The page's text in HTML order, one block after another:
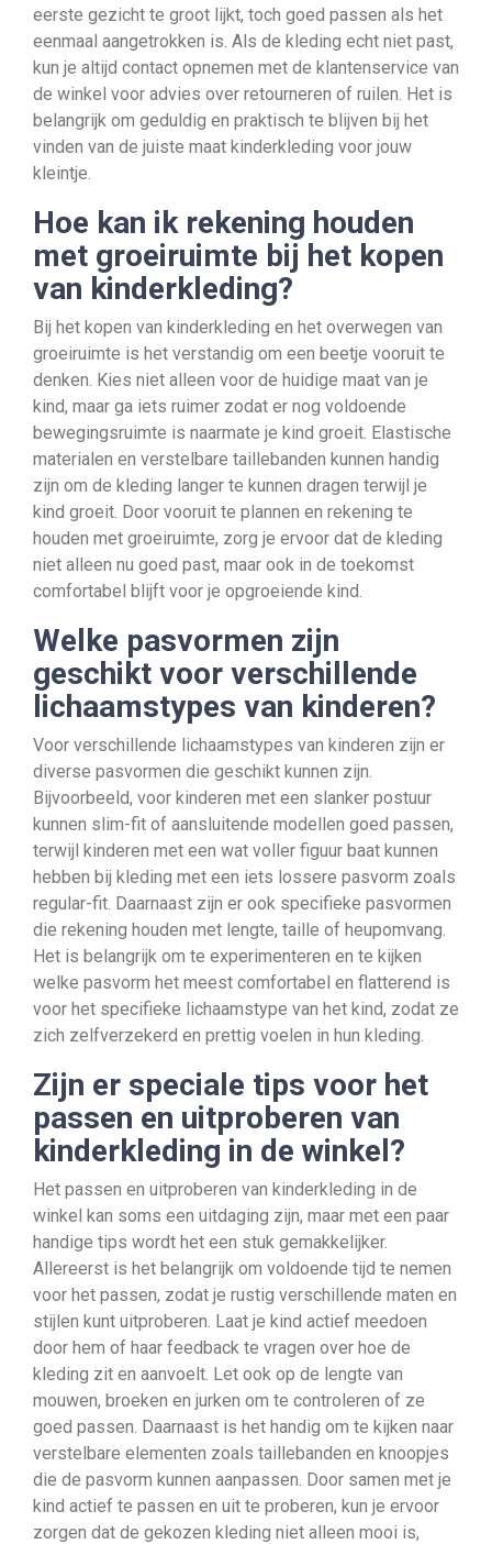
eerste gezicht te groot lijkt, toch goed passen als het
eenmaal aangetrokken is. Als de kleding echt niet past,
kun je altijd contact opnemen met de klantenservice van
de winkel voor advies over retourneren of ruilen. Het is
belangrijk om geduldig en praktisch te blijven bij het
vinden van de juiste maat kinderkleding voor jouw
kleintje.
Hoe kan ik rekening houden
met groeiruimte bij het kopen
van kinderkleding?
Bij het kopen van kinderkleding en het overwegen van
groeiruimte is het verstandig om een beetje vooruit te
denken. Kies niet alleen voor de huidige maat van je
kind, maar ga iets ruimer zodat er nog voldoende
bewegingsruimte is naarmate je kind groeit. Elastische
materialen en verstelbare taillebanden kunnen handig
zijn om de kleding langer te kunnen dragen terwijl je
kind groeit. Door vooruit te plannen en rekening te
houden met groeiruimte, zorg je ervoor dat de kleding
niet alleen nu goed past, maar ook in de toekomst
comfortabel blijft voor je opgroeiende kind.
Welke pasvormen zijn
geschikt voor verschillende
lichaamstypes van kinderen?
Voor verschillende lichaamstypes van kinderen zijn er
diverse pasvormen die geschikt kunnen zijn.
Bijvoorbeeld, voor kinderen met een slanker postuur
kunnen slim-fit of aansluitende modellen goed passen,
terwijl kinderen met een wat voller figuur baat kunnen
hebben bij kleding met een iets lossere pasvorm zoals
regular-fit. Daarnaast zijn er ook specifieke pasvormen
die rekening houden met lengte, taille of heupomvang.
Het is belangrijk om te experimenteren en te kijken
welke pasvorm het meest comfortabel en flatterend is
voor het specifieke lichaamstype van het kind, zodat ze
zich zelfverzekerd en prettig voelen in hun kleding.
Zijn er speciale tips voor het
passen en uitproberen van
kinderkleding in de winkel?
Het passen en uitproberen van kinderkleding in de
winkel kan soms een uitdaging zijn, maar met een paar
handige tips wordt het een stuk gemakkelijker.
Allereerst is het belangrijk om voldoende tijd te nemen
voor het passen, zodat je rustig verschillende maten en
stijlen kunt uitproberen. Laat je kind actief meedoen
door hem of haar feedback te vragen over hoe de
kleding zit en aanvoelt. Let ook op de lengte van
mouwen, broeken en jurken om te controleren of ze
goed passen. Daarnaast is het handig om te kijken naar
verstelbare elementen zoals taillebanden en knoopjes
die de pasvorm kunnen aanpassen. Door samen met je
kind actief te passen en uit te proberen, kun je ervoor
zorgen dat de gekozen kleding niet alleen mooi is,